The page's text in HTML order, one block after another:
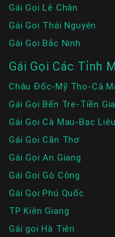
Gái Gọi Lê Chân
Gái Gọi Thái Nguyên
Gái Gọi Bắc Ninh
Gái Gọi Các Tỉnh
Châu Đốc-Mỹ Tho-Cà
Gái Gọi Bến Tre-Tiền
Gái Gọi Cà Mau-Bạc Liêu
Gái Gọi Cần Thơ
Gái Gọi An Giang
Gái Gọi Gò Công
Gái Gọi Phú Quốc
TP Kiên Giang
Gái gọi Hà Tiên